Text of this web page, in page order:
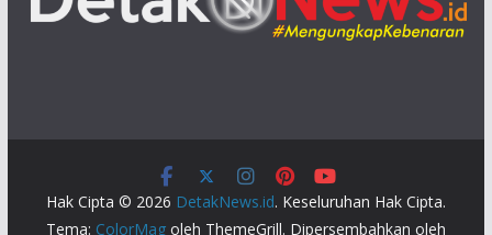
Hak Cipta © 2026 DetakNews.id. Keseluruhan Hak Cipta.
Tema: ColorMagoleh ThemeGrill. Dipersembahkan oleh